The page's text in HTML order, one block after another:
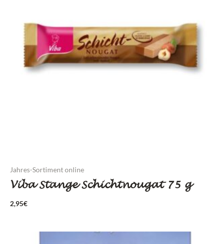
Jahres-Sortiment online
Viba Stange Schichtnougat 75 g
2,95€